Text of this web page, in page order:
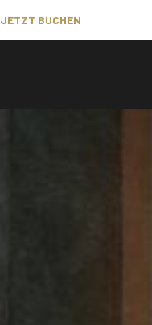
JETZT BUCHEN